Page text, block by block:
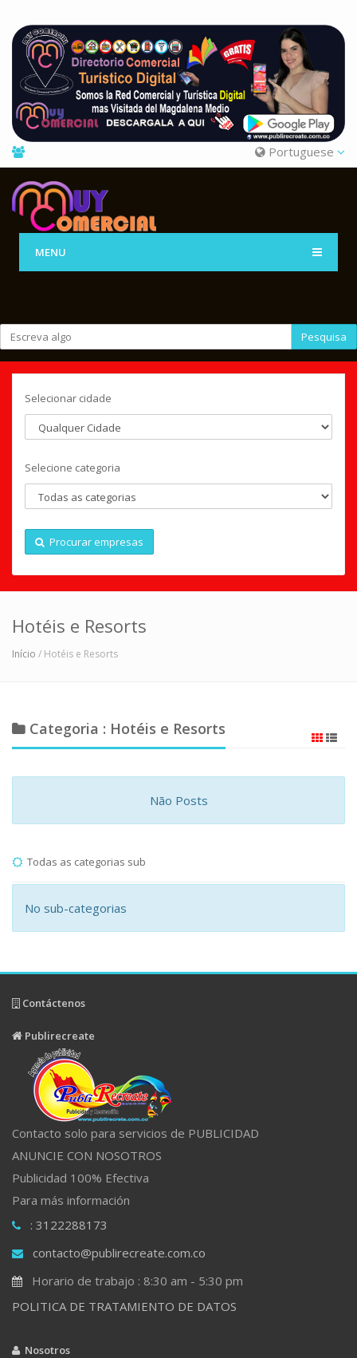
Portuguese
MENU
Pesquisa
Selecionar cidade
Selecione categoria
Procurar empresas
Hotéis e Resorts
Início / Hotéis e Resorts
Categoria : Hotéis e Resorts
Não Posts
Todas as categorias sub
No sub-categorias
Contáctenos
Publirecreate
Contacto solo para servicios de PUBLICIDAD
ANUNCIE CON NOSOTROS
Publicidad 100% Efectiva
Para más información
: 3122288173
contacto@publirecreate.com.co
Horario de trabajo : 8:30 am - 5:30 pm
POLITICA DE TRATAMIENTO DE DATOS
Nosotros